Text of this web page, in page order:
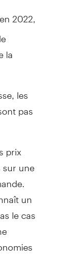
en 2022,
la
les
pas
prix
une
un
le cas